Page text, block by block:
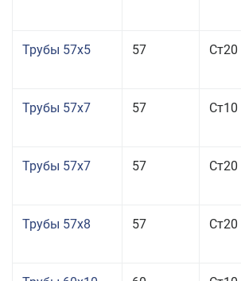
Трубы 57x5 57 Ст20
Трубы 57x7 57 Ст10
Трубы 57x7 57 Ст20
Трубы 57x8 57 Ст20